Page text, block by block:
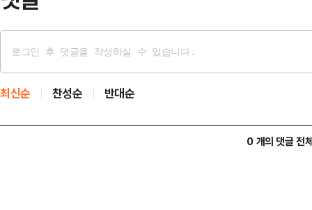
최신순 찬성순 반대순
0 개의 댓글 전